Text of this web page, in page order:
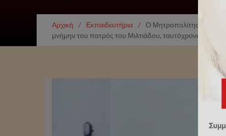
Αρχική / Εκπαιδευτήρια /
Ο Μητροπολίτης
μνήμην του πατρός του Μιλτιάδου, ταυτόχρονα με